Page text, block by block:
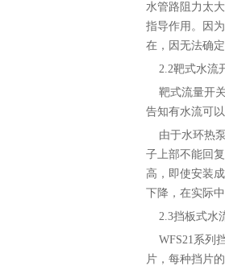
水管路阻力太
指导作用。因
在，因无法确
2.2靶式水流
靶式流量开关
告知有水流可
由于水环热泵
子上部不能回
高，即使安装
下降，在实际
2.3挡板式水
WFS21系列
片，每种挡片